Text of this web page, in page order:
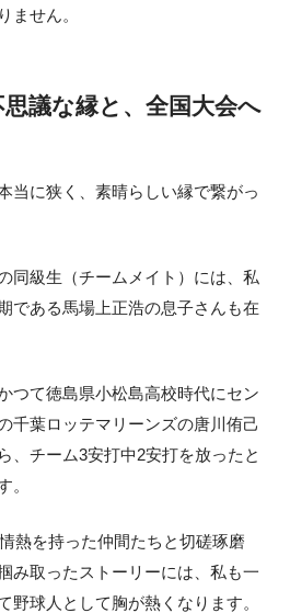
ません。
議な縁と、全国大会へ
当に狭く、素晴らしい縁で繋がっ
同級生（チームメイト）には、私
である馬場上正浩の息子さんも在
つて徳島県小松島高校時代にセン
千葉ロッテマリーンズの唐川侑己
、チーム3安打中2安打を放ったと
。
熱を持った仲間たちと切磋琢磨
み取ったストーリーには、私も一
野球人として胸が熱くなります。